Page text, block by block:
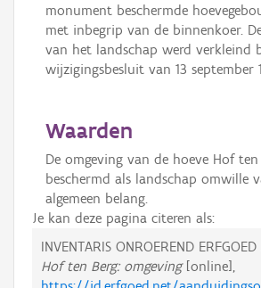
monument beschermde
met inbegrip van de binnenkoer.
van het landschap werd verkleind
wijzigingsbesluit van 13 september
Waarden
De omgeving van de hoeve Hof ten
beschermd als landschap omwille
algemeen belang.
Je kan deze pagina citeren als:
INVENTARIS ONROEREND
Hof ten Berg: omgeving[online],